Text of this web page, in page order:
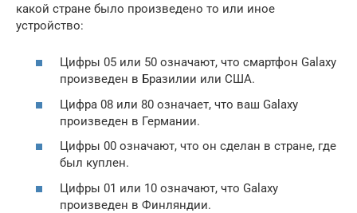
какой стране было произведено то или иное
устройство:
Цифры 05 или 50 означают, что смартфон Galaxy
произведен в Бразилии или США.
Цифра 08 или 80 означает, что ваш Galaxy
произведен в Германии.
Цифры 00 означают, что он сделан в стране, где
был куплен.
Цифры 01 или 10 означают, что Galaxy
произведен в Финляндии.